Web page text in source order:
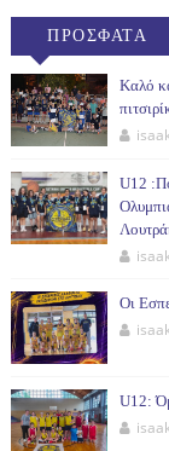
ΠΡΟΣΦΑΤΑ
Καλό
U12
Οι
U12: